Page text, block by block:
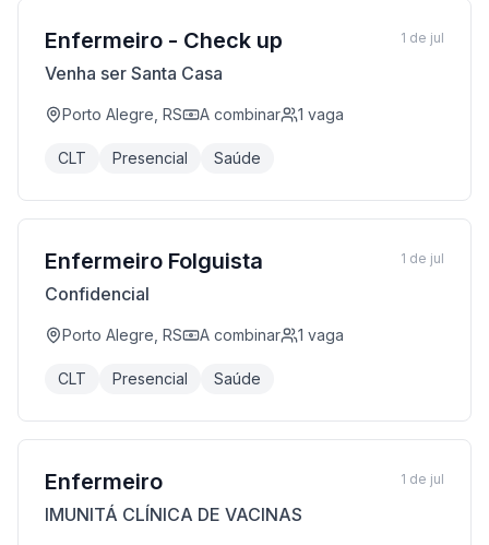
Enfermeiro - Check up
Venha ser Santa Casa
Porto Alegre, RS A combinar 1 vaga
CLT Presencial Saúde
1 de jul
Enfermeiro Folguista
Confidencial
Porto Alegre, RS A combinar 1 vaga
CLT Presencial Saúde
1 de jul
Enfermeiro
IMUNITÁ CLÍNICA DE VACINAS
1 de jul